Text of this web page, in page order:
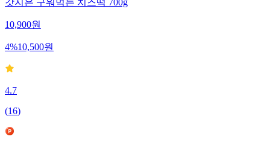
갓지은 구워먹는 치즈떡 700g
10,900원
4%10,500원
4.7
(16)